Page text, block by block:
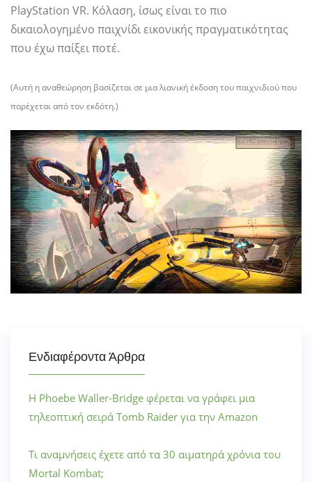
PlayStation VR. Κόλαση, ίσως είναι το πιο
δικαιολογημένο παιχνίδι εικονικής πραγματικότητας
που έχω παίξει ποτέ.
(Αυτή η αναθεώρηση βασίζεται σε μια λιανική έκδοση του παιχνιδιού που
παρέχεται από τον εκδότη.)
Ενδιαφέροντα Άρθρα
Η Phoebe Waller-Bridge φέρεται να γράφει μια
τηλεοπτική σειρά Tomb Raider για την Amazon
Τι αναμνήσεις έχετε από τα 30 αιματηρά χρόνια του
Mortal Kombat;